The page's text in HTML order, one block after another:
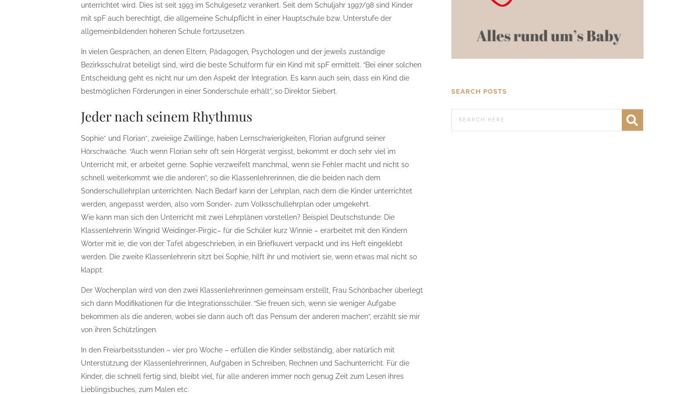
unterrichtet wird. Dies ist seit 1993 im Schulgesetz verankert. Seit dem Schuljahr 1997/98 sind Kinder
mit spF auch berechtigt, die allgemeine Schulpflicht in einer Hauptschule bzw. Unterstufe der
allgemeinbildenden höheren Schule fortzusetzen.
In vielen Gesprächen, an denen Eltern, Pädagogen, Psychologen und der jeweils zuständige
Bezirksschulrat beteiligt sind, wird die beste Schulform für ein Kind mit spF ermittelt. “Bei einer solchen
Entscheidung geht es nicht nur um den Aspekt der Integration. Es kann auch sein, dass ein Kind die
bestmöglichen Förderungen in einer Sonderschule erhält”, so Direktor Siebert.
Jeder nach seinem Rhythmus
Sophie* und Florian*, zweieiige Zwillinge, haben Lernschwierigkeiten, Florian aufgrund seiner
Hörschwäche. “Auch wenn Florian sehr oft sein Hörgerät vergisst, bekommt er doch sehr viel im
Unterricht mit, er arbeitet gerne. Sophie verzweifelt manchmal, wenn sie Fehler macht und nicht so
schnell weiterkommt wie die anderen”, so die Klassenlehrerinnen, die die beiden nach dem
Sonderschullehrplan unterrichten. Nach Bedarf kann der Lehrplan, nach dem die Kinder unterrichtet
werden, angepasst werden, also vom Sonder- zum Volksschullehrplan oder umgekehrt.
Wie kann man sich den Unterricht mit zwei Lehrplänen vorstellen? Beispiel Deutschstunde: Die
Klassenlehrerin Wingrid Weidinger-Pirgic– für die Schüler kurz Winnie – erarbeitet mit den Kindern
Wörter mit ie, die von der Tafel abgeschrieben, in ein Briefkuvert verpackt und ins Heft eingeklebt
werden. Die zweite Klassenlehrerin sitzt bei Sophie, hilft ihr und motiviert sie, wenn etwas mal nicht so
klappt.
Der Wochenplan wird von den zwei Klassenlehrerinnen gemeinsam erstellt, Frau Schönbacher überlegt
sich dann Modifikationen für die Integrationsschüler. “Sie freuen sich, wenn sie weniger Aufgabe
bekommen als die anderen, wobei sie dann auch oft das Pensum der anderen machen”, erzählt sie mir
von ihren Schützlingen.
In den Freiarbeitsstunden – vier pro Woche – erfüllen die Kinder selbständig, aber natürlich mit
Unterstützung der Klassenlehrerinnen, Aufgaben in Schreiben, Rechnen und Sachunterricht. Für die
Kinder, die schnell fertig sind, bleibt viel, für alle anderen immer noch genug Zeit zum Lesen ihres
Lieblingsbuches, zum Malen etc.
SEARCH POSTS